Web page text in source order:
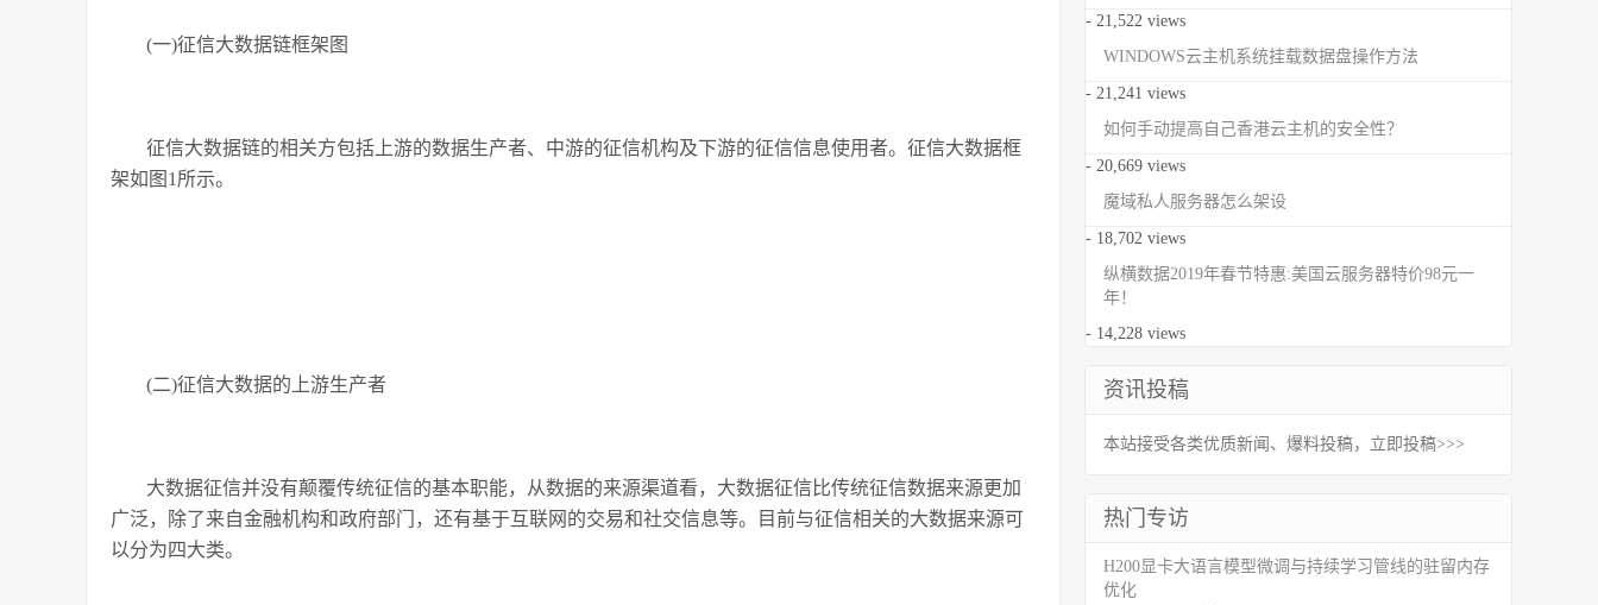
(一)征信大数据链框架图
征信大数据链的相关方包括上游的数据生产者、中游的征信机构及下游的征信信息使用者。征信大数据框
架如图1所示。
(二)征信大数据的上游生产者
大数据征信并没有颠覆传统征信的基本职能，从数据的来源渠道看，大数据征信比传统征信数据来源更加
广泛，除了来自金融机构和政府部门，还有基于互联网的交易和社交信息等。目前与征信相关的大数据来源可
以分为四大类。
- 21,522 views
WINDOWS云主机系统挂载数据盘操作方法
- 21,241 views
如何手动提高自己香港云主机的安全性？
- 20,669 views
魔域私人服务器怎么架设
- 18,702 views
纵横数据2019年春节特惠:美国云服务器特价98元一
年！
- 14,228 views
资讯投稿
本站接受各类优质新闻、爆料投稿，立即投稿>>>
热门专访
H200显卡大语言模型微调与持续学习管线的驻留内存
优化